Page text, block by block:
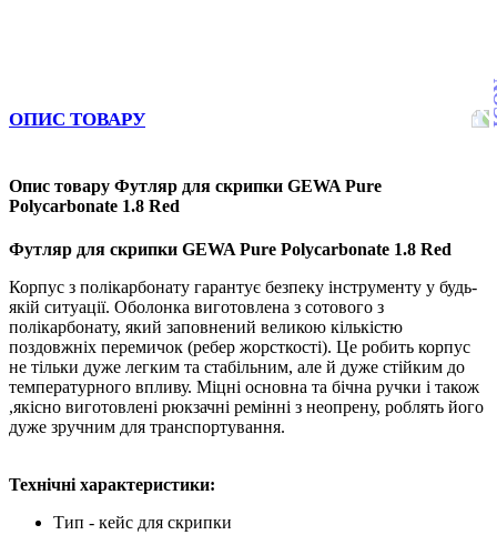
ОПИС ТОВАРУ
Опис товару Футляр для скрипки GEWA Pure
Polycarbonate 1.8 Red
Футляр для скрипки GEWA Pure Polycarbonate 1.8 Red
Корпус з полікарбонату гарантує безпеку інструменту у будь-
якій ситуації. Оболонка виготовлена з сотового з
полікарбонату, який заповнений великою кількістю
поздовжніх перемичок (ребер жорсткості). Це робить корпус
не тільки дуже легким та стабільним, але й дуже стійким до
температурного впливу. Міцні основна та бічна ручки і також
,якісно виготовлені рюкзачні ремінні з неопрену, роблять його
дуже зручним для транспортування.
Технічні характеристики:
Тип - кейс для скрипки